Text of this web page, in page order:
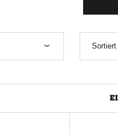
Sortiert